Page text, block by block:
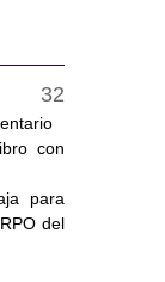
con
para
del